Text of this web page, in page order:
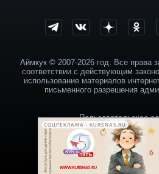
Аймкук © 2007-2026 год. Все права
соответствии с действующим
использование материалов
письменного разрешения
Пользовательское
Политика обработки
СОЦРЕКЛАМА • KURSNA5.RU